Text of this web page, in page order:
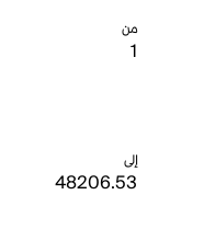
من
إلى